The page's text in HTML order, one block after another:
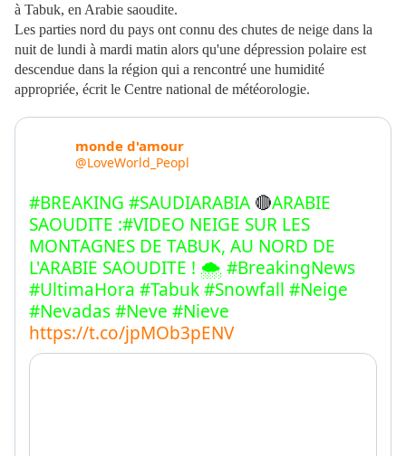
à Tabuk, en Arabie saoudite.
Les parties nord du pays ont connu des chutes de neige dans la
nuit de lundi à mardi matin alors qu'une dépression polaire est
descendue dans la région qui a rencontré une humidité
appropriée, écrit le Centre national de météorologie.
monde d'amour
@LoveWorld_Peopl
#BREAKING #SAUDIARABIA 🔴ARABIE
SAOUDITE :#VIDEO NEIGE SUR LES
MONTAGNES DE TABUK, AU NORD DE
L'ARABIE SAOUDITE ! 🌨 #BreakingNews
#UltimaHora #Tabuk #Snowfall #Neige
#Nevadas #Neve #Nieve
https://t.co/jpMOb3pENV